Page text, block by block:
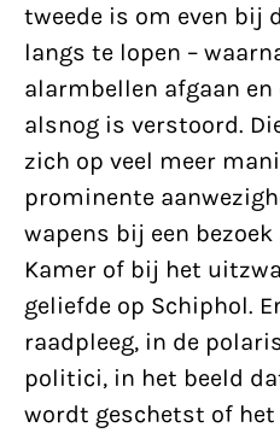
tweede is om even bij
langs te lopen –
alarmbellen afgaan
alsnog is verstoord.
zich op veel meer
prominente
wapens bij een bezoek
Kamer of bij het
geliefde op Schiphol.
raadpleeg, in de
politici, in het beeld
wordt geschetst of het